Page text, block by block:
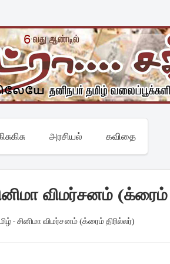
அரசியல் கவிதை
விமர்சனம் (க்ரைம்
- சினிமா விமர்சனம் (க்ரைம் திரில்லர்)